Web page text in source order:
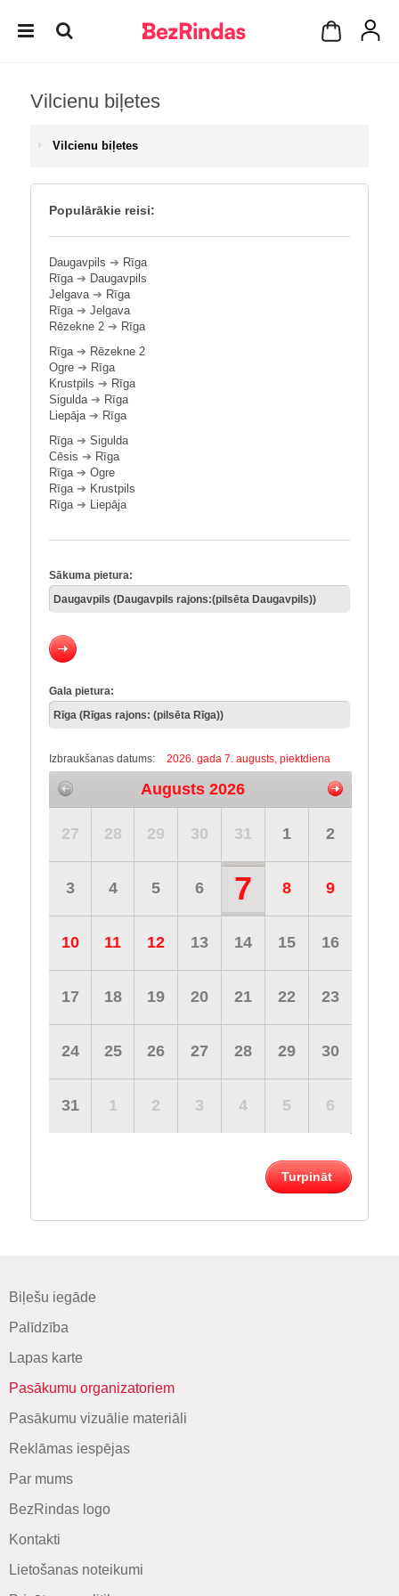
Vilcienu biļetes
Vilcienu biļetes
Populārākie reisi:
Daugavpils ➔ Rīga
Rīga➔ Daugavpils
Jelgava➔ Rīga
Rīga➔ Jelgava
Rēzekne 2 ➔ Rīga
Rīga➔ Rēzekne 2
Ogre ➔ Rīga
Krustpils ➔ Rīga
Sigulda➔ Rīga
Liepāja➔ Rīga
Rīga➔ Sigulda
Cēsis ➔ Rīga
Rīga➔ Ogre
Rīga➔ Krustpils
Rīga➔ Liepāja
Sākuma pietura:
Gala pietura:
Izbraukšanas datums: 2026. gada 7. augusts, piektdiena
Augusts 2026
27 28 29 30 31 1 2
3 4 5 6 7 8 9
10 11 12 13 14 15 16
17 18 19 20 21 22 23
24 25 26 27 28 29 30
31 1 2 3 4 5 6
Turpināt
Biļešu iegāde
Palīdzība
Lapas karte
Pasākumu organizatoriem
Pasākumu vizuālie materiāli
Reklāmas iespējas
Par mums
BezRindas logo
Kontakti
Lietošanas noteikumi